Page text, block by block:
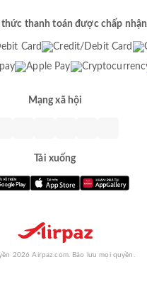
thức thanh toán được chấp nhận
Mạng xã hội
Tải xuống
2026 Airpaz.com. Bảo lưu mọi quyền.